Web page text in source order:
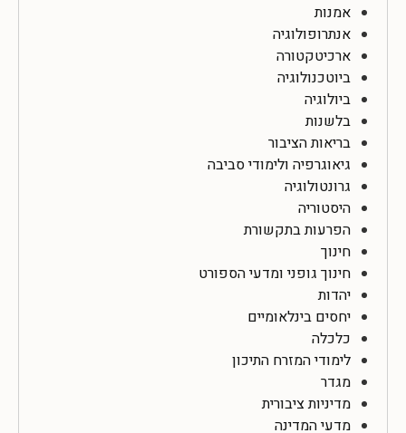
אמנות
אנתרופולוגיה
ארכיטקטורה
ביוטכנולוגיה
ביולוגיה
בלשנות
בריאות הציבור
גיאוגרפיה ולימודי סביבה
גרונטולוגיה
היסטוריה
הפרעות בתקשורת
חינוך
חינוך גופני ומדעי הספורט
יהדות
יחסים בינלאומיים
כלכלה
לימודי המזרח התיכון
מגדר
מדיניות ציבורית
מדעי המדינה